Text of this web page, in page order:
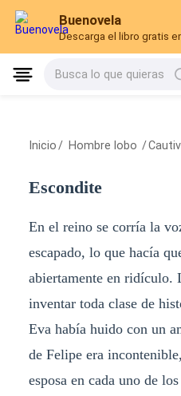
Buenovela
Descarga el libro gratis
Busca lo que quieras
Inicio / Hombre lobo /
Escondite
En el reino se corría la
escapado, lo que hacía
abiertamente en ridículo.
inventar toda clase de
Eva había huido con un
de Felipe era
esposa en cada uno de